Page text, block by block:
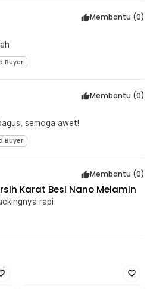
Membantu (0)
Buyer
Membantu (0)
semoga awet!
Buyer
Membantu (0)
Karat Besi Nano Melamin
rapi